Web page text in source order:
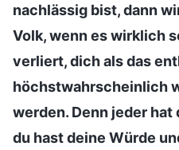
nachlässig bist, dann
Volk, wenn es wirklich
verliert, dich als das
höchstwahrscheinlich
werden. Denn jeder
du hast deine Würde